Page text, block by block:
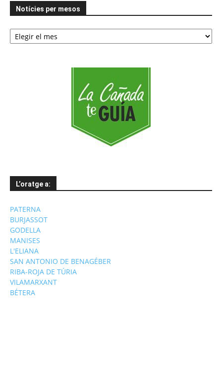
Notícies per mesos
Notícies
per
L’oratge a:
PATERNA
BURJASSOT
GODELLA
MANISES
L'ELIANA
SAN ANTONIO DE BENAGÉBER
RIBA-ROJA DE TÚRIA
VILAMARXANT
BÉTERA